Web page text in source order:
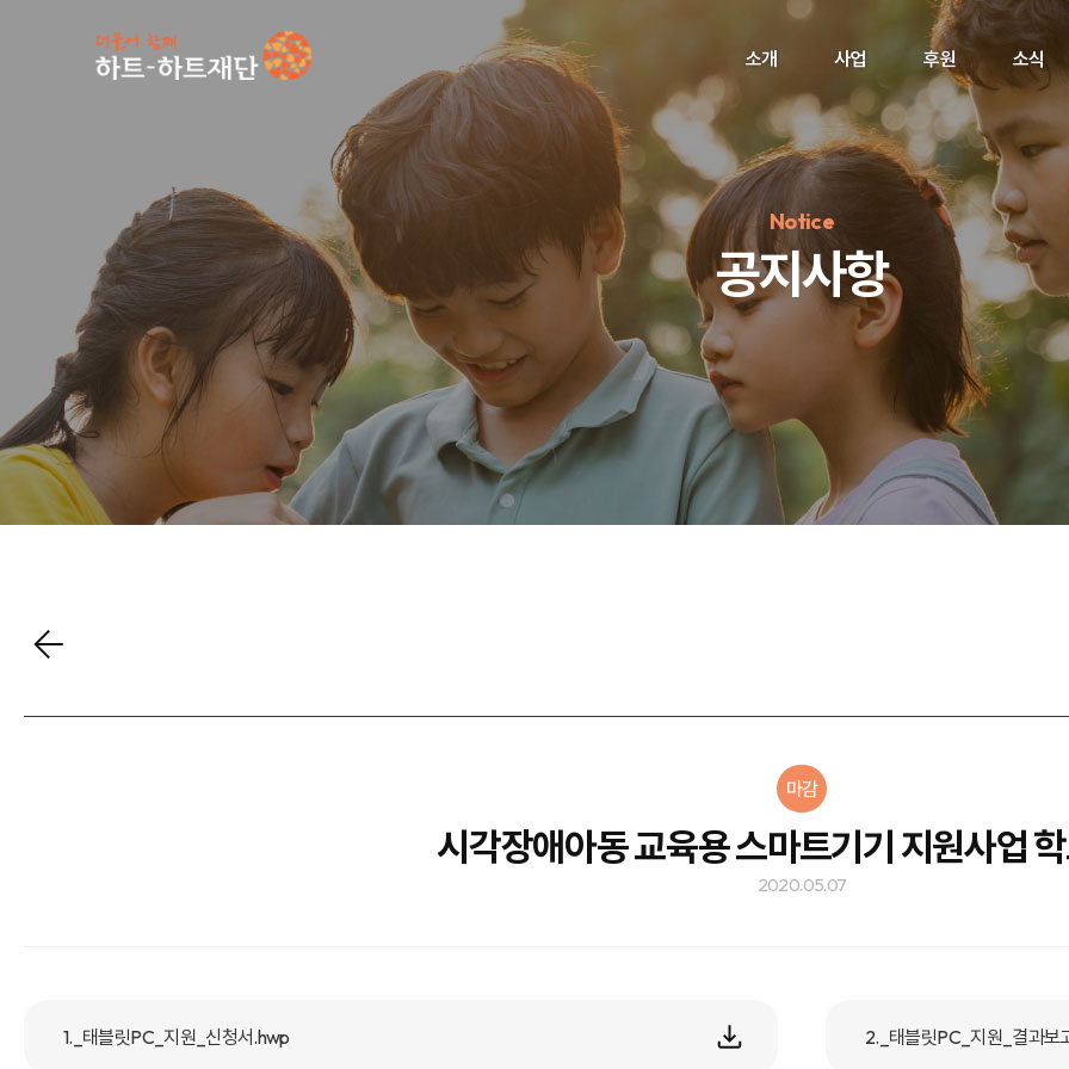
소개 사업 후원 소식
인기 키워드 #정기후원#하트플레이스#캠페인 #팬덤후원
Notice
공지사항
공지사항
마감
시각장애아동 교육용 스마트기기 지원사업
2020.05.07
1._태블릿PC_지원_신청서.hwp 2._태블릿PC_지원_결과보